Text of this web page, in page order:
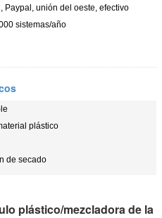
Paypal, unión del oeste, efectivo
sistemas/año
plástico
de secado
plástico/mezcladora de la